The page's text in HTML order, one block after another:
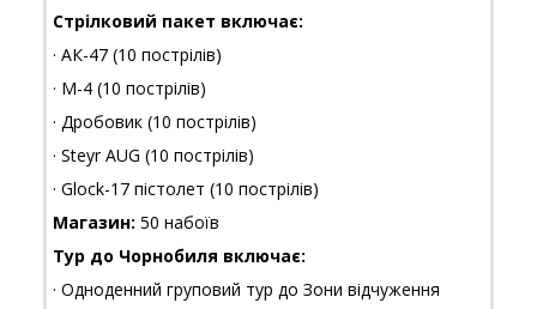
Стрілковий пакет включає:
· АК-47 (10 пострілів)
· М-4 (10 пострілів)
· Дробовик (10 пострілів)
· Steyr AUG (10 пострілів)
· Glock-17 пістолет (10 пострілів)
Магазин: 50 набоїв
Тур до Чорнобиля включає:
· Одноденний груповий тур до Зони відчуження